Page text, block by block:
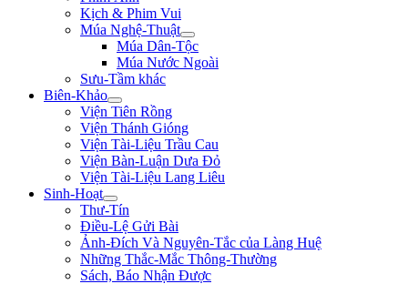
Kịch & Phim Vui
Múa Nghệ-Thuật
Múa Dân-Tộc
Múa Nước Ngoài
Sưu-Tầm khác
Biên-Khảo
Viện Tiên Rồng
Viện Thánh Gióng
Viện Tài-Liệu Trầu Cau
Viện Bàn-Luận Dưa Đỏ
Viện Tài-Liệu Lang Liêu
Sinh-Hoạt
Thư-Tín
Điều-Lệ Gửi Bài
Ảnh-Đích Và Nguyên-Tắc của Làng Huệ
Những Thắc-Mắc Thông-Thường
Sách, Báo Nhận Được